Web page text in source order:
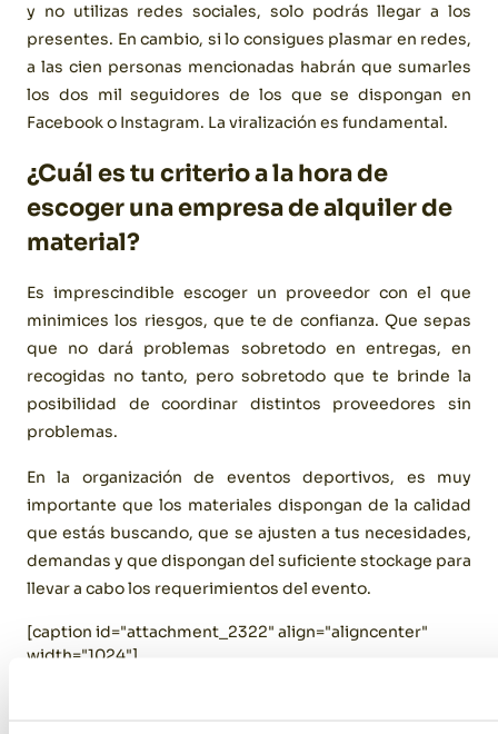
y no utilizas redes sociales, solo podrás llegar a los
presentes. En cambio, si lo consigues plasmar en redes,
a las cien personas mencionadas habrán que sumarles
los dos mil seguidores de los que se dispongan en
Facebook o Instagram. La viralización es fundamental.
¿Cuál es tu criterio a la hora de
escoger una empresa de alquiler de
material?
Es imprescindible escoger un proveedor con el que
minimices los riesgos, que te de confianza. Que sepas
que no dará problemas sobretodo en entregas, en
recogidas no tanto, pero sobretodo que te brinde la
posibilidad de coordinar distintos proveedores sin
problemas.
En la organización de eventos deportivos, es muy
importante que los materiales dispongan de la calidad
que estás buscando, que se ajusten a tus necesidades,
demandas y que dispongan del suficiente stockage para
llevar a cabo los requerimientos del evento.
[caption id="attachment_2322" align="aligncenter"
width="1024"]